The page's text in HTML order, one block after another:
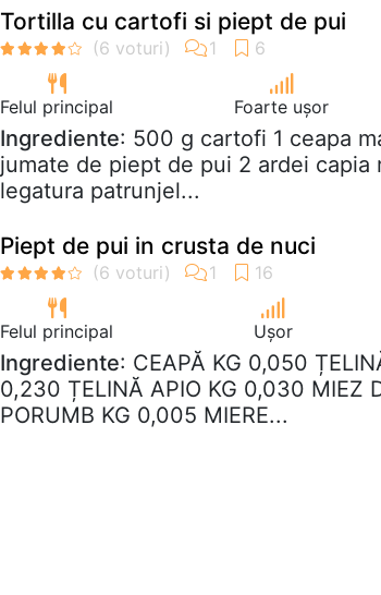
Tortilla cu cartofi si piept de pui
Felul principal Foarte ușor
Ingrediente: 500 g cartofi 1 ceapa
jumate de piept de pui 2 ardei capia
legatura patrunjel...
Piept de pui in crusta de nuci
Felul principal Ușor
Ingrediente: CEAPĂ KG 0,050
0,230 ȚELINĂ APIO KG 0,030 MIEZ
PORUMB KG 0,005 MIERE...